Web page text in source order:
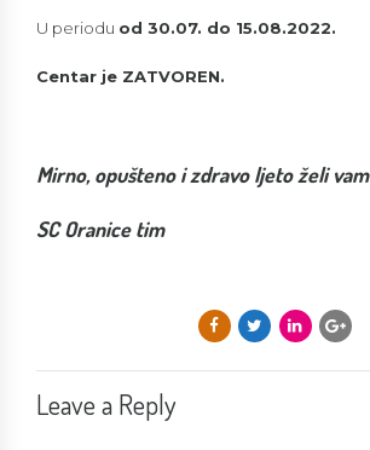
U periodu od 30.07. do 15.08.2022.
Centar je ZATVOREN.
Mirno, opušteno i zdravo ljeto želi vam
SC Oranice tim
Leave a Reply